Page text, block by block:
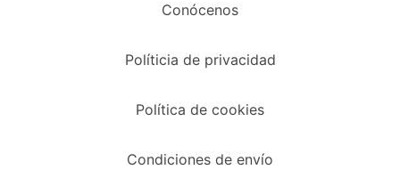
Conócenos
Políticia de privacidad
Política de cookies
Condiciones de envío